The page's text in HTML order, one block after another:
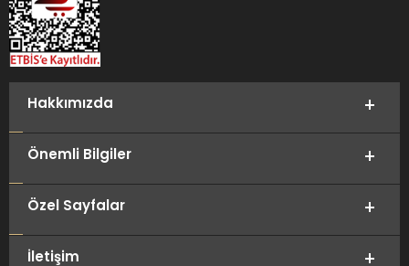
Hakkımızda
Önemli Bilgiler
Özel Sayfalar
İletişim